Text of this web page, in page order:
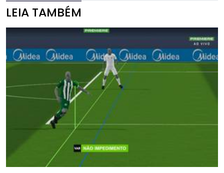
LEIA TAMBÉM